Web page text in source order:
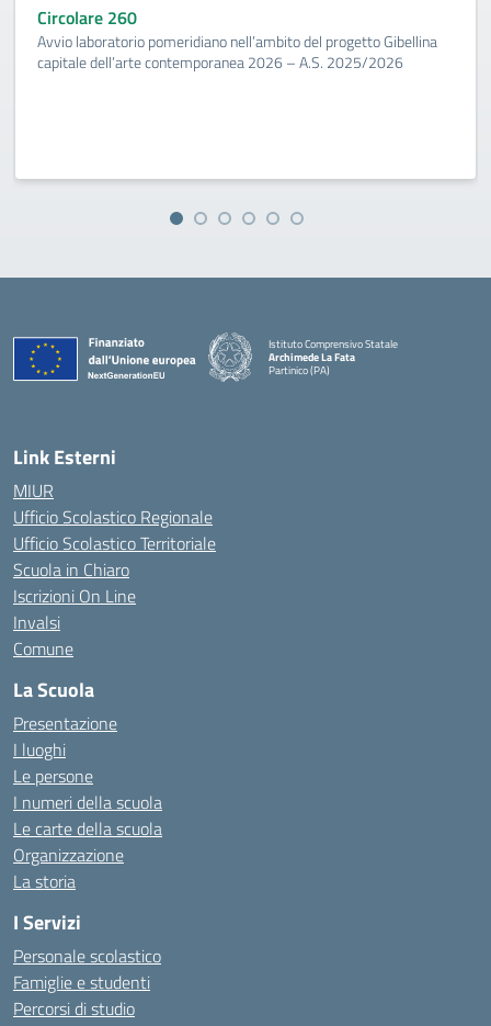
Circolare 260
Avvio laboratorio pomeridiano nell’ambito del progetto Gibellina
capitale dell’arte contemporanea 2026 – A.S. 2025/2026
Istituto Comprensivo Statale
Archimede La Fata
Partinico (PA)
Link Esterni
MIUR
Ufficio Scolastico Regionale
Ufficio Scolastico Territoriale
Scuola in Chiaro
Iscrizioni On Line
Invalsi
Comune
La Scuola
Presentazione
I luoghi
Le persone
I numeri della scuola
Le carte della scuola
Organizzazione
La storia
I Servizi
Personale scolastico
Famiglie e studenti
Percorsi di studio